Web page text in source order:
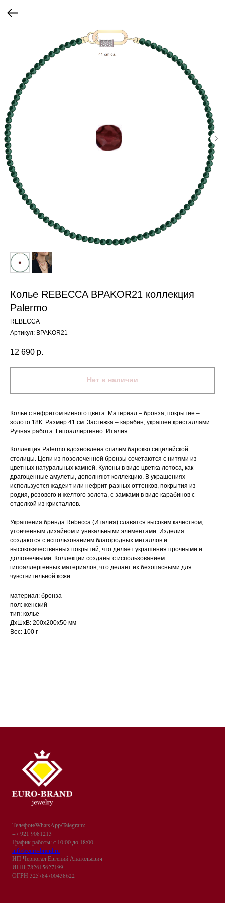
Колье REBECCA BPAKOR21 коллекция
Palermo
REBECCA
Артикул: BPAKOR21
12 690 р.
Нет в наличии
Колье с нефритом винного цвета. Материал – бронза, покрытие –
золото 18К. Размер 41 см. Застежка – карабин, украшен кристаллами.
Ручная работа. Гипоаллергенно. Италия.
Коллекция Palermo вдохновлена стилем барокко сицилийской
столицы. Цепи из позолоченной бронзы сочетаются с нитями из
цветных натуральных камней. Кулоны в виде цветка лотоса, как
драгоценные амулеты, дополняют коллекцию. В украшениях
используется жадеит или нефрит разных оттенков, покрытия из
родия, розового и желтого золота, с замками в виде карабинов с
отделкой из кристаллов.
Украшения бренда Rebecca (Италия) славятся высоким качеством,
утонченным дизайном и уникальными элементами. Изделия
создаются с использованием благородных металлов и
высококачественных покрытий, что делает украшения прочными и
долговечными. Коллекции созданы с использованием
гипоаллергенных материалов, что делает их безопасными для
чувствительной кожи.
материал: бронза
пол: женский
тип: колье
ДxШxВ: 200x200x50 мм
Вес: 100 г
Телефон/WhatsApp/Telegram:
+7 921 9081213
График работы: с 10:00 до 18:00
info@euro-brand.ru
ИП Черногал Евгений Анатольевич
ИНН 782615627199
ОГРН 325784700438622